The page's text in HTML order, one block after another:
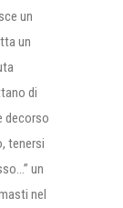
un
un
di
decorso
tenersi
un
nel